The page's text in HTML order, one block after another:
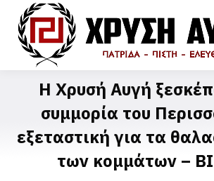
Η Χρυσή Αυγή
συμμορία του
εξεταστική για τα
των κομμάτων –